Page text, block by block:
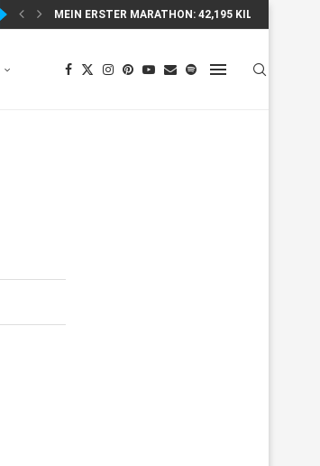
MEIN ERSTER MARATHON: 42,195 KILOMETER